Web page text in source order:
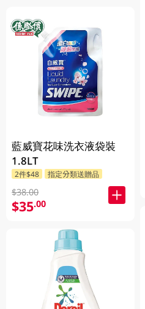
藍威寶花味洗衣液袋裝
1.8LT
2件$48 指定分類送贈品
$38.00
$35.00